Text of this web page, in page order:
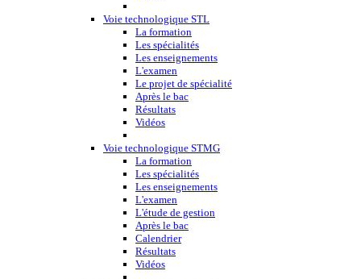
Voie technologique STL
La formation
Les spécialités
Les enseignements
L'examen
Le projet de spécialité
Après le bac
Résultats
Vidéos
Voie technologique STMG
La formation
Les spécialités
Les enseignements
L'examen
L'étude de gestion
Après le bac
Calendrier
Résultats
Vidéos